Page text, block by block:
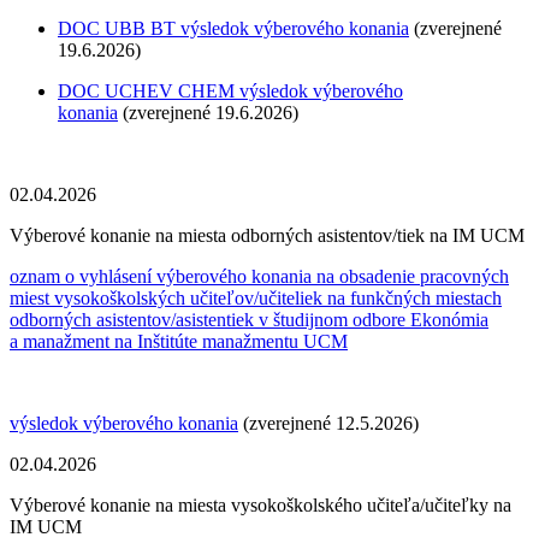
DOC UBB BT výsledok výberového konania (zverejnené
19.6.2026)
DOC UCHEV CHEM výsledok výberového
konania (zverejnené 19.6.2026)
02.04.2026
Výberové konanie na miesta odborných asistentov/tiek na IM UCM
oznam o vyhlásení výberového konania na obsadenie pracovných
miest vysokoškolských učiteľov/učiteliek na funkčných miestach
odborných asistentov/asistentiek v študijnom odbore Ekonómia
a manažment na Inštitúte manažmentu UCM
výsledok výberového konania (zverejnené 12.5.2026)
02.04.2026
Výberové konanie na miesta vysokoškolského učiteľa/učiteľky na
IM UCM